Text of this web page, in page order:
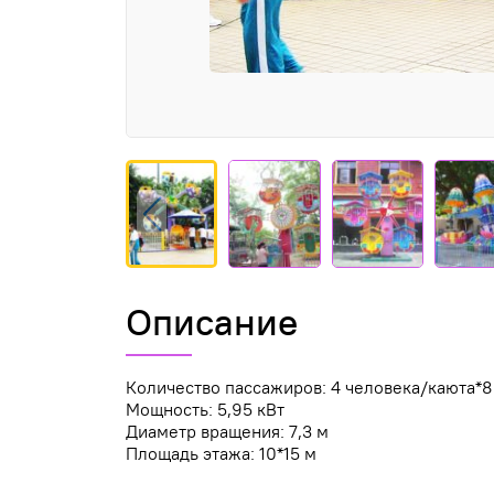
Описание
Количество пассажиров: 4 человека/
Мощность: 5,95 кВт
Диаметр вращения: 7,3 м
Площадь этажа: 10*15 м